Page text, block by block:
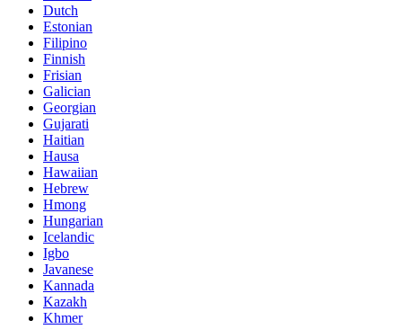
Dutch
Estonian
Filipino
Finnish
Frisian
Galician
Georgian
Gujarati
Haitian
Hausa
Hawaiian
Hebrew
Hmong
Hungarian
Icelandic
Igbo
Javanese
Kannada
Kazakh
Khmer